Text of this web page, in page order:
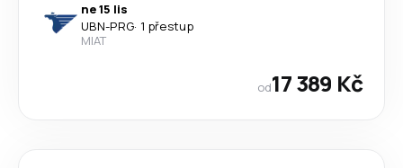
ne 15 lis
UBN-PRG· 1 přestup
MIAT
od17 389 Kč